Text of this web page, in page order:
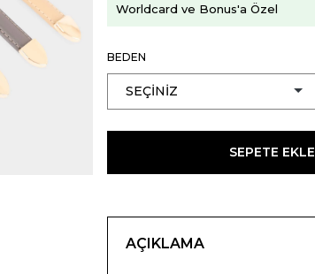
Worldcard ve Bonus'a Özel
BEDEN
SEPETE EKLE
AÇIKLAMA